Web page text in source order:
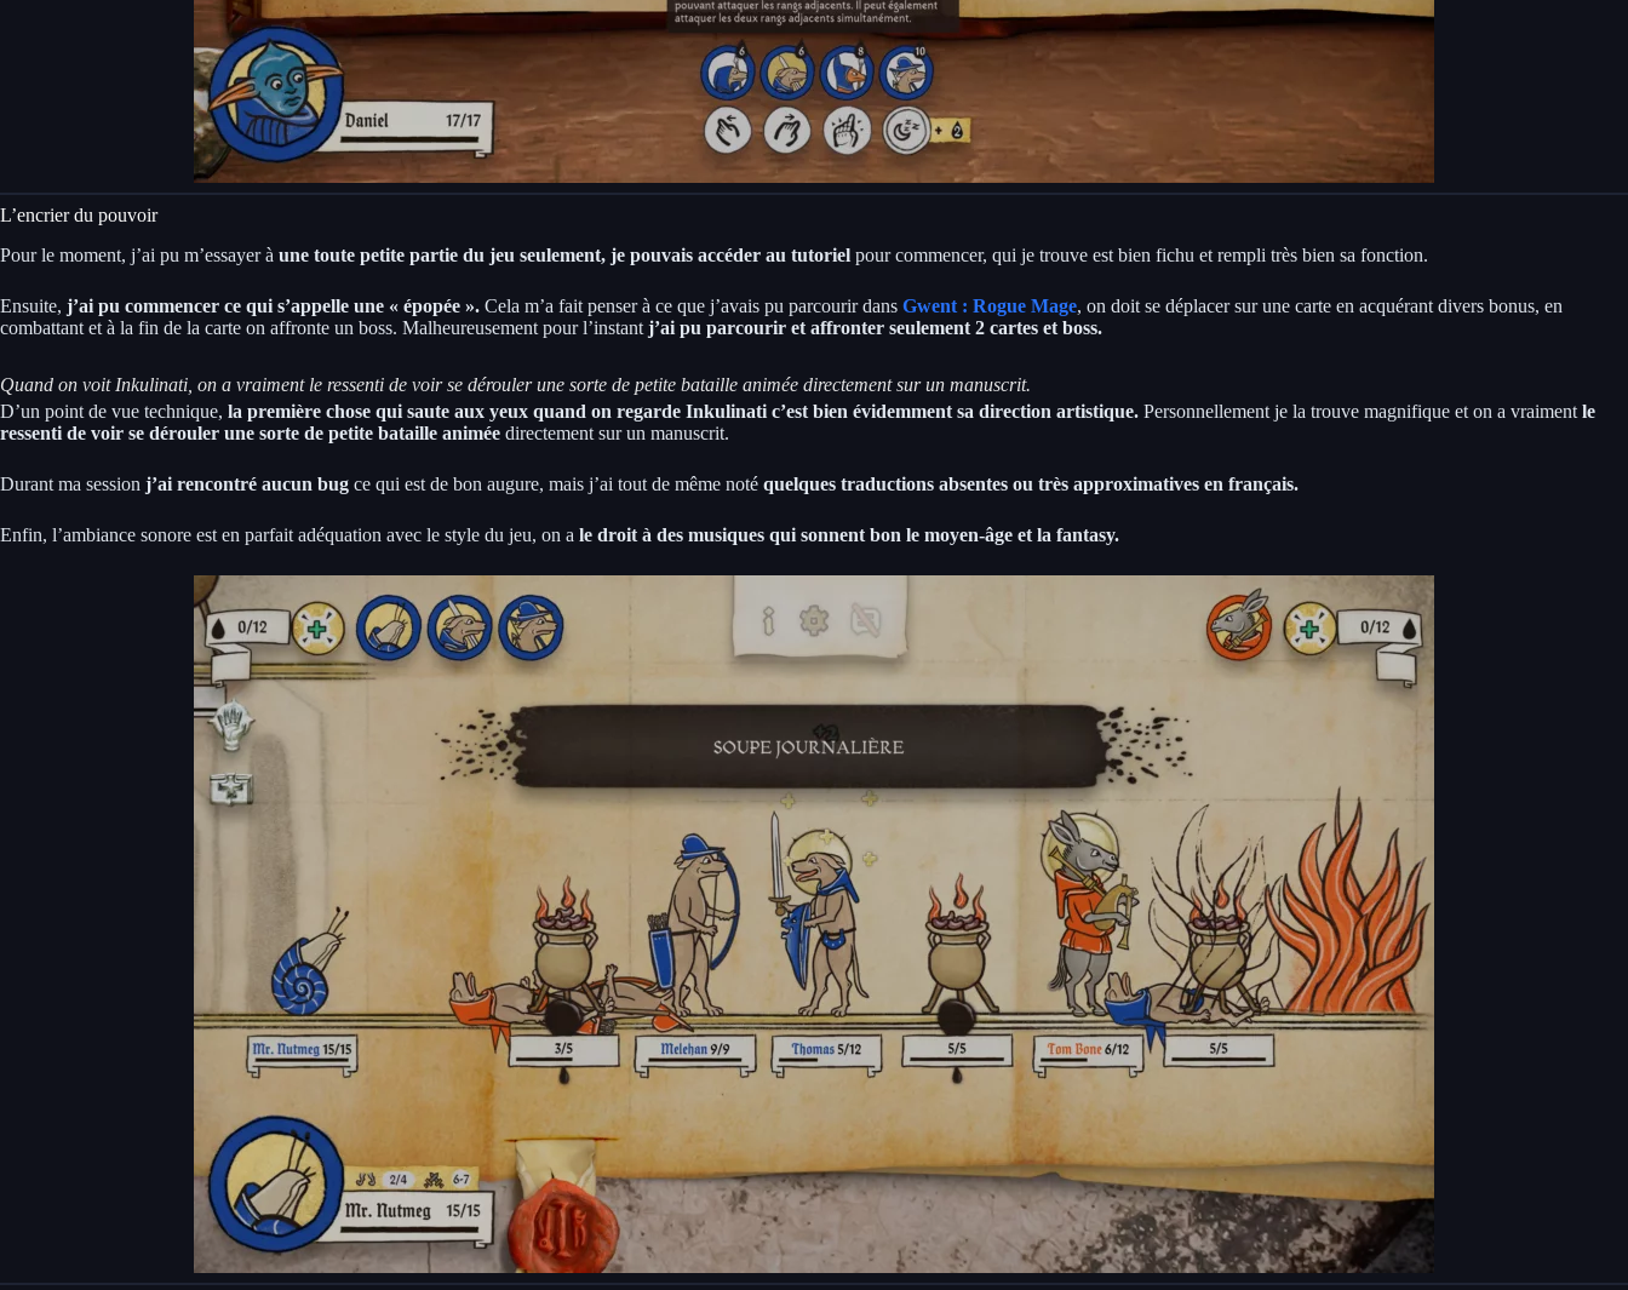
L’encrier du pouvoir
Pour le moment, j’ai pu m’essayer à une toute petite partie du jeu seulement, je pouvais accéder au tutoriel pour commencer, qui je trouve est bien fichu et rempli très bien sa fonction.
Ensuite, j’ai pu commencer ce qui s’appelle une « épopée ». Cela m’a fait penser à ce que j’avais pu parcourir dans Gwent : Rogue Mage, on doit se déplacer sur une carte en acquérant divers bonus, en
combattant et à la fin de la carte on affronte un boss. Malheureusement pour l’instant j’ai pu parcourir et affronter seulement 2 cartes et boss.
Quand on voit Inkulinati, on a vraiment le ressenti de voir se dérouler une sorte de petite bataille animée directement sur un manuscrit.
D’un point de vue technique, la première chose qui saute aux yeux quand on regarde Inkulinati c’est bien évidemment sa direction artistique. Personnellement je la trouve magnifique et on a vraiment le
ressenti de voir se dérouler une sorte de petite bataille animée directement sur un manuscrit.
Durant ma session j’ai rencontré aucun bug ce qui est de bon augure, mais j’ai tout de même noté quelques traductions absentes ou très approximatives en français.
Enfin, l’ambiance sonore est en parfait adéquation avec le style du jeu, on a le droit à des musiques qui sonnent bon le moyen-âge et la fantasy.